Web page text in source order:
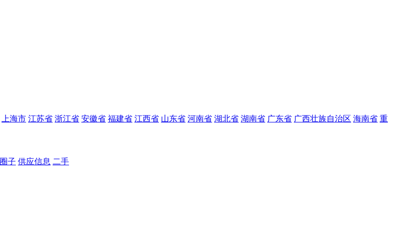
上海市 江苏省 浙江省 安徽省 福建省 江西省 山东省 河南省 湖北省 湖南省 广东省 广西壮族自治区 海南省 重
圈子 供应信息 二手